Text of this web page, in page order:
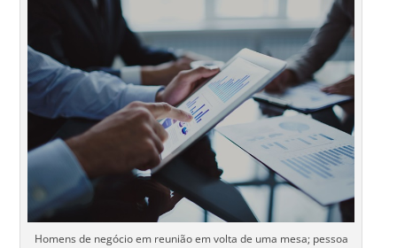
Homens de negócio em reunião em volta de uma mesa; pessoa